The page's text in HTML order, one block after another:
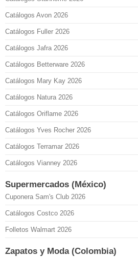
Catálogos Avon 2026
Catálogos Fuller 2026
Catálogos Jafra 2026
Catálogos Betterware 2026
Catálogos Mary Kay 2026
Catálogos Natura 2026
Catálogos Oriflame 2026
Catálogos Yves Rocher 2026
Catálogos Terramar 2026
Catálogos Vianney 2026
Supermercados (México)
Cuponera Sam's Club 2026
Catálogos Costco 2026
Folletos Walmart 2026
Zapatos y Moda (Colombia)